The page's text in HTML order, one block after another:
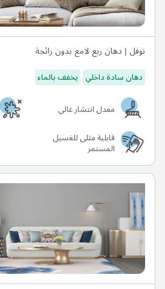
نوفل | دهان ربع لامع بدون رائحة
دهان سادة داخلي يخفف بالماء
معدل انتشار عالي
قابلية مثلى للغسيل
المستمر